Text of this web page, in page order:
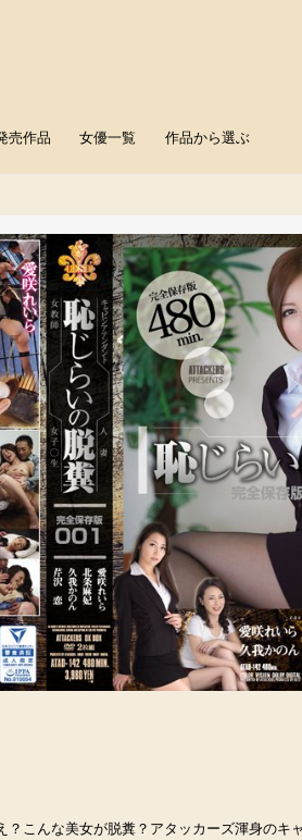
売作品 女優一覧 作品から選ぶ
こんな美女が脱糞？アタッカーズ渾身の